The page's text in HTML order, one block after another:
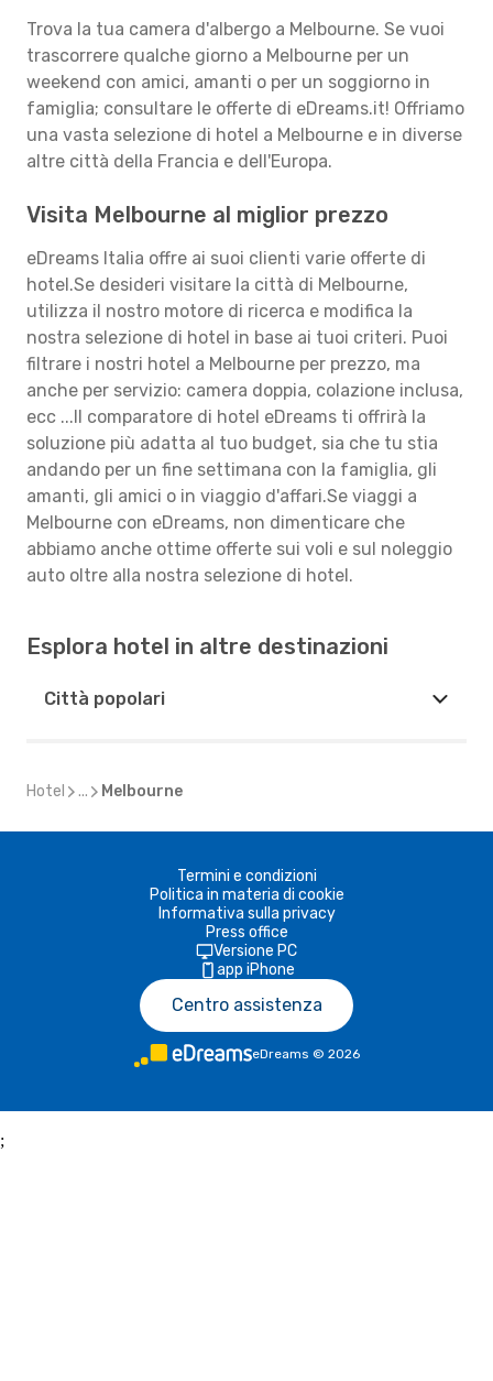
Trova la tua camera d'albergo a Melbourne. Se vuoi
trascorrere qualche giorno a Melbourne per un
weekend con amici, amanti o per un soggiorno in
famiglia; consultare le offerte di eDreams.it! Offriamo
una vasta selezione di hotel a Melbourne e in diverse
altre città della Francia e dell'Europa.
Visita Melbourne al miglior prezzo
eDreams Italia offre ai suoi clienti varie offerte di
hotel.Se desideri visitare la città di Melbourne,
utilizza il nostro motore di ricerca e modifica la
nostra selezione di hotel in base ai tuoi criteri. Puoi
filtrare i nostri hotel a Melbourne per prezzo, ma
anche per servizio: camera doppia, colazione inclusa,
ecc ...Il comparatore di hotel eDreams ti offrirà la
soluzione più adatta al tuo budget, sia che tu stia
andando per un fine settimana con la famiglia, gli
amanti, gli amici o in viaggio d'affari.Se viaggi a
Melbourne con eDreams, non dimenticare che
abbiamo anche ottime offerte sui voli e sul noleggio
auto oltre alla nostra selezione di hotel.
Esplora hotel in altre destinazioni
Città popolari
Hotel ... Melbourne
Termini e condizioni
Politica in materia di cookie
Informativa sulla privacy
Press office
Versione PC
app iPhone
Centro assistenza
eDreams © 2026
;